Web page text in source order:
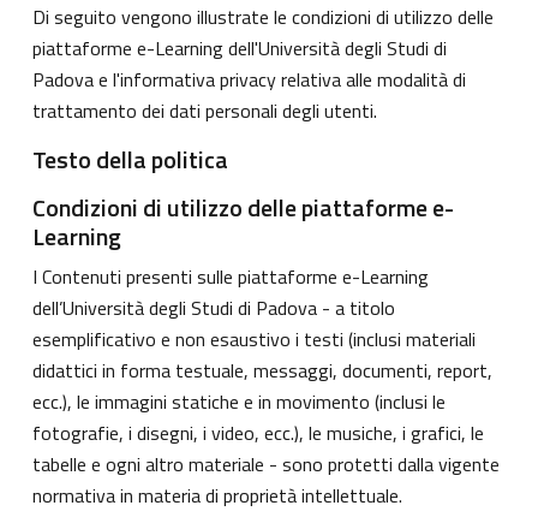
Di seguito vengono illustrate le condizioni di utilizzo delle
piattaforme e-Learning dell'Università degli Studi di
Padova e l'informativa privacy relativa alle modalità di
trattamento dei dati personali degli utenti.
Testo della politica
Condizioni di utilizzo delle piattaforme e-
Learning
I Contenuti presenti sulle piattaforme e-Learning
dell’Università degli Studi di Padova - a titolo
esemplificativo e non esaustivo i testi (inclusi materiali
didattici in forma testuale, messaggi, documenti, report,
ecc.), le immagini statiche e in movimento (inclusi le
fotografie, i disegni, i video, ecc.), le musiche, i grafici, le
tabelle e ogni altro materiale - sono protetti dalla vigente
normativa in materia di proprietà intellettuale.